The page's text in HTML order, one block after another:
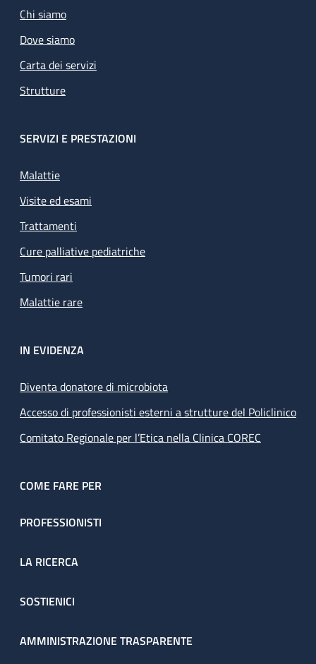
Chi siamo
Dove siamo
Carta dei servizi
Strutture
SERVIZI E PRESTAZIONI
Malattie
Visite ed esami
Trattamenti
Cure palliative pediatriche
Tumori rari
Malattie rare
IN EVIDENZA
Diventa donatore di microbiota
Accesso di professionisti esterni a strutture del Policlinico
Comitato Regionale per l’Etica nella Clinica COREC
COME FARE PER
PROFESSIONISTI
LA RICERCA
SOSTIENICI
AMMINISTRAZIONE TRASPARENTE